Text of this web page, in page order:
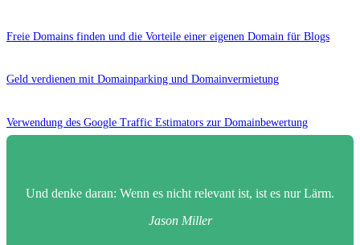
Freie Domains finden und die Vorteile einer eigenen Domain für Blogs
Geld verdienen mit Domainparking und Domainvermietung
Verwendung des Google Traffic Estimators zur Domainbewertung
Und denke daran: Wenn es nicht relevant ist, ist es nur Lärm.
Jason Miller